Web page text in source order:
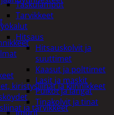
Taskulamput
Tarvikkeet
Hitsaus
Hitsauskolvit ja
suuttimet
Kaasut ja polttimet
Lasit ja maskit
Puikot ja langat
Tinakolvit ja tinat
Imurit
kiristysliinat ja kiinnikkeet
ja tarvikkeet